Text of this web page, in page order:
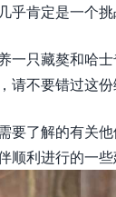
乎肯定是一个挑
一只藏獒和哈
请不要错过这份
要了解的有关
顺利进行的一些